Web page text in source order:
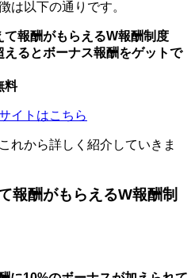
は以下の通りです。
報酬がもらえるW報酬制度
るとボーナス報酬をゲットで
料
イトはこちら
れから詳しく紹介していきま
報酬がもらえるW報酬制